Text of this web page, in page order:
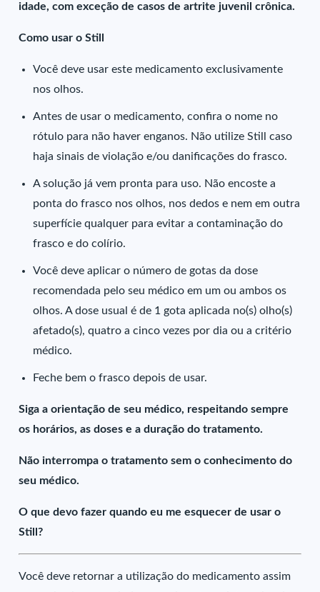
idade, com exceção de casos de artrite juvenil crônica.
Como usar o Still
Você deve usar este medicamento exclusivamente
nos olhos.
Antes de usar o medicamento, confira o nome no
rótulo para não haver enganos. Não utilize Still caso
haja sinais de violação e/ou danificações do frasco.
A solução já vem pronta para uso. Não encoste a
ponta do frasco nos olhos, nos dedos e nem em outra
superfície qualquer para evitar a contaminação do
frasco e do colírio.
Você deve aplicar o número de gotas da dose
recomendada pelo seu médico em um ou ambos os
olhos. A dose usual é de 1 gota aplicada no(s) olho(s)
afetado(s), quatro a cinco vezes por dia ou a critério
médico.
Feche bem o frasco depois de usar.
Siga a orientação de seu médico, respeitando sempre
os horários, as doses e a duração do tratamento.
Não interrompa o tratamento sem o conhecimento do
seu médico.
O que devo fazer quando eu me esquecer de usar o
Still?
Você deve retornar a utilização do medicamento assim